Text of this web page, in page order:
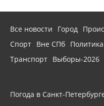
Все новости Город
Спорт Вне СПб Политика
Транспорт Выборы-2026
Погода в Санкт-